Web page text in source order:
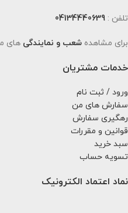
تلفن : 04134440639
برای مشاهده شعب و نمایندگی های
خدمات مشتریان
ورود / ثبت نام
سفارش های من
رهگیری سفارش
قوانین و مقررات
سبد خرید
تسویه حساب
نماد اعتماد الکترونیک